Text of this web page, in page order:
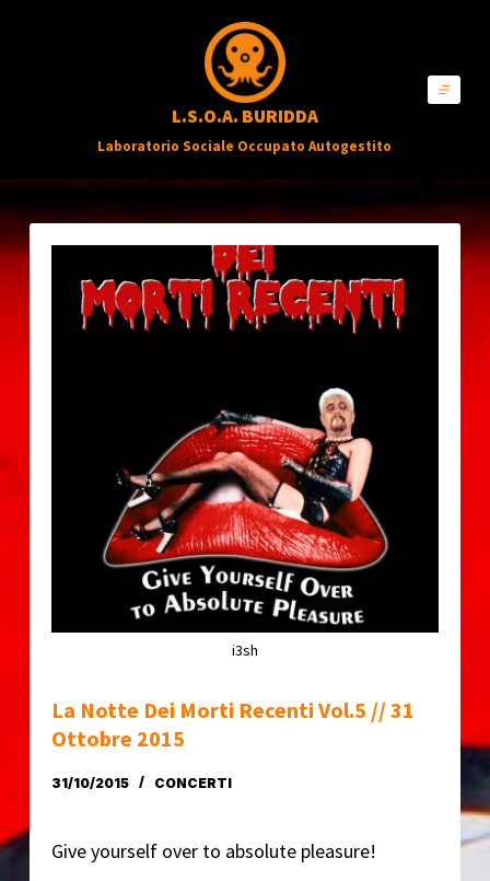
a
l
c
L.S.O.A. BURIDDA
Laboratorio Sociale Occupato Autogestito
i3sh
La Notte Dei Morti Recenti Vol.5 // 31
Ottobre 2015
31/10/2015 CONCERTI
Give yourself over to absolute pleasure!